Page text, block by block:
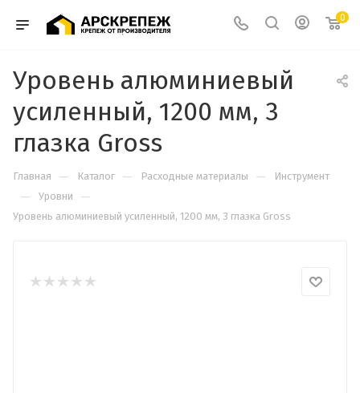
0
Уровень алюминиевый
усиленный, 1200 мм, 3
глазка Gross
Главная — Каталог — Расходные материалы — Инструмент
— Уровни —
Уровень алюминиевый усиленный, 1200 мм, 3 глазка Gross